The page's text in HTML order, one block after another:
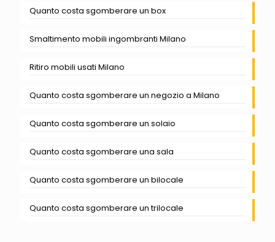
Quanto costa sgomberare un box
Smaltimento mobili ingombranti Milano
Ritiro mobili usati Milano
Quanto costa sgomberare un negozio a Milano
Quanto costa sgomberare un solaio
Quanto costa sgomberare una sala
Quanto costa sgomberare un bilocale
Quanto costa sgomberare un trilocale